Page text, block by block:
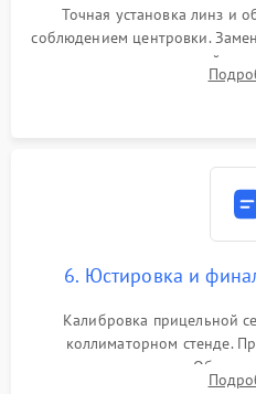
Точная установка линз и
соблюдением центровки.
нанесение влагозащитной
и заполнение его
6. Юстировка и
Калибровка прицельной
коллиматорном стенде.
механизма поправок.
ударном стенде для